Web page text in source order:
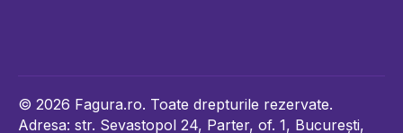
© 2026 Fagura.ro. Toate drepturile rezervate.
Adresa: str. Sevastopol 24, Parter, of. 1, București,